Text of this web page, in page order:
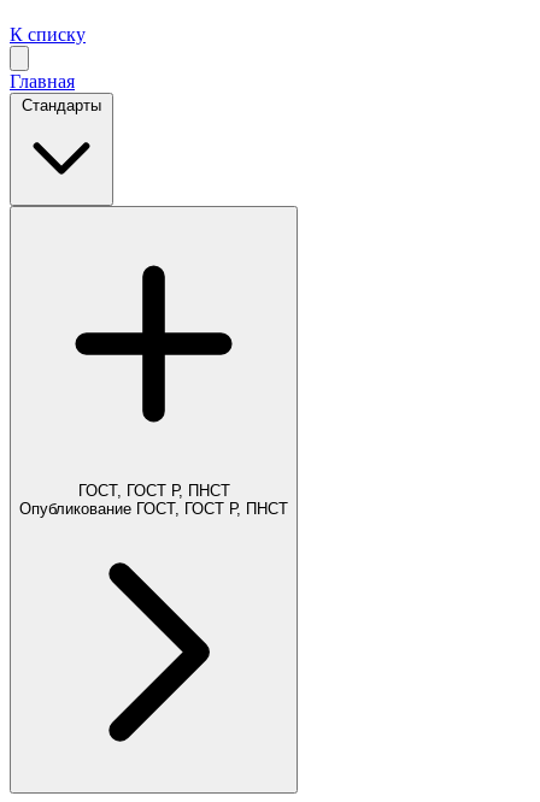
К списку
Главная
Стандарты
ГОСТ, ГОСТ Р, ПНСТ
Опубликование ГОСТ, ГОСТ Р, ПНСТ